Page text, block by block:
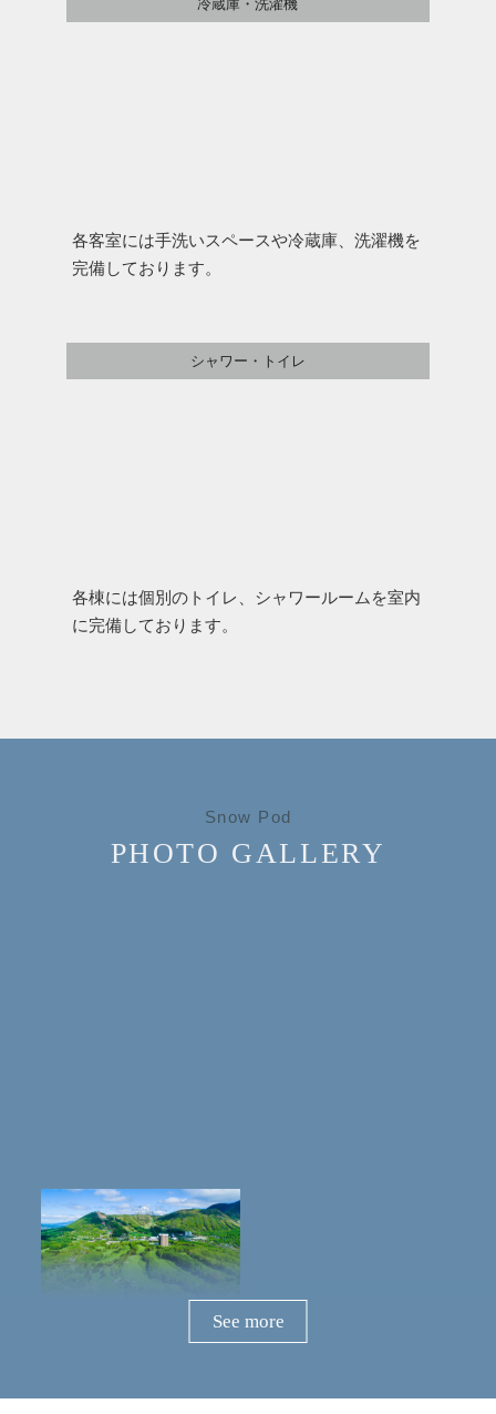
冷蔵庫・洗濯機
各客室には手洗いスペースや冷蔵庫、洗濯機を
完備しております。
シャワー・トイレ
各棟には個別のトイレ、シャワールームを室内
に完備しております。
Snow Pod
PHOTO GALLERY